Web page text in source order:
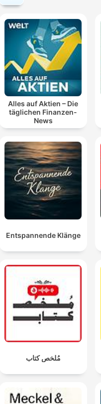
Alles auf Aktien – Die
täglichen Finanzen-
News
Entspannende Klänge
مُلخص كتاب